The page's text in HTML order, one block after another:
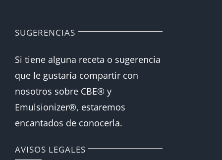
SUGERENCIAS
Si tiene alguna receta o sugerencia
que le gustaría compartir con
nosotros sobre CBE® y
Emulsionizer®, estaremos
encantados de conocerla.
AVISOS LEGALES